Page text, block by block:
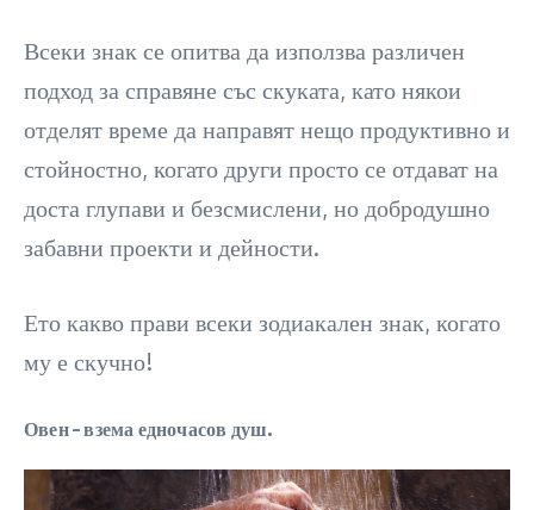
Всеки знак се опитва да използва различен
подход за справяне със скуката, като някои
отделят време да направят нещо продуктивно и
стойностно, когато други просто се отдават на
доста глупави и безсмислени, но добродушно
забавни проекти и дейности.
Ето какво прави всеки зодиакален знак, когато
му е скучно!
Овен – взема едночасов душ.